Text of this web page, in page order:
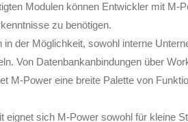
Modulen können Entwickler mit M-
zu benötigen.
der Möglichkeit, sowohl interne
Von Datenbankanbindungen über
M-Power eine breite Palette von
eignet sich M-Power sowohl für kleine